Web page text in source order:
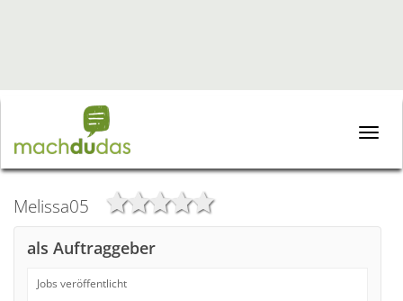
Toggle
Melissa05
als Auftraggeber
Jobs veröffentlicht